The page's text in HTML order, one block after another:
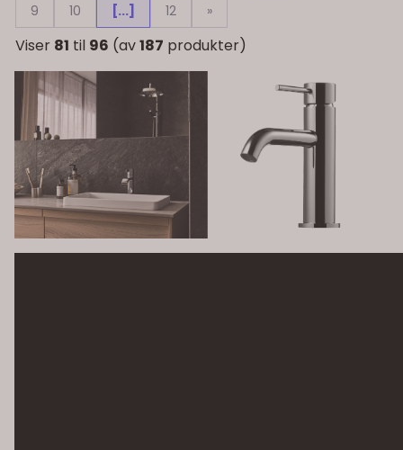
9
10 [...] 12 »
Viser 81 til 96 (av187 produkter)